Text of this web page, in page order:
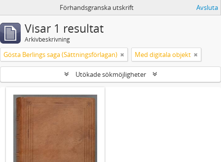
Förhandsgranska utskrift Avsluta
Visar 1 resultat
Arkivbeskrivning
Gösta Berlings saga (Sättningsförlagan) Med digitala objekt
Utökade sökmöjligheter